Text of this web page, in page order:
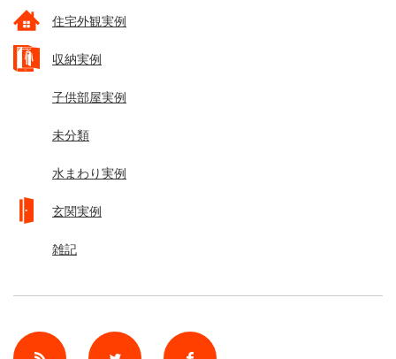
住宅外観実例
収納実例
子供部屋実例
未分類
水まわり実例
玄関実例
雑記
Twitter